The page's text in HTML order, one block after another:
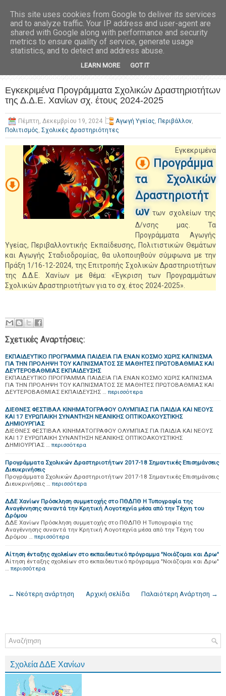
Εγκεκριμένα Προγράμματα Σχολικών Δραστηριοτήτων
της Δ.Δ.Ε. Χανίων σχ. έτους 2024-2025
Πέμπτη, Δεκεμβρίου 19, 2024 Αγωγή Υγείας, Περιβάλλον,
Πολιτισμός, Σχολικές Δραστηριότητες
Εγκεκριμένα
Προγράμμα
τα Σχολικών
Δραστηριοτήτ
ων των σχολείων της
Δ/νσης μας. Τα
Προγράμματα Αγωγής
Υγείας, Περιβαλλοντικής Εκπαίδευσης, Πολιτιστικών Θεμάτων
και Αγωγής Σταδιοδρομίας, θα υλοποιηθούν σύμφωνα με την
Πράξη 1/16-12-2024, της Επιτροπής Σχολικών Δραστηριοτήτων
της Δ.Δ.Ε. Χανίων με θέμα: «Έγκριση των Προγραμμάτων
Σχολικών Δραστηριοτήτων για το σχ. έτος 2024-2025».
Σχετικές Αναρτήσεις:
ΕΚΠΑΙΔΕΥΤΙΚΟ ΠΡΟΓΡΑΜΜΑ ΠΑΙΔΕΙΑ ΓΙΑ ΕΝΑΝ ΚΟΣΜΟ ΧΩΡΙΣ ΚΑΠΝΙΣΜΑ
ΓΙΑ ΤΗΝ ΠΡΟΛΗΨΗ ΤΟΥ ΚΑΠΝΙΣΜΑΤΟΣ ΣΕ ΜΑΘΗΤΕΣ ΠΡΩΤΟΒΑΘΜΙΑΣ ΚΑΙ
ΔΕΥΤΕΡΟΒΑΘΜΙΑΣ ΕΚΠΑΙΔΕΥΣΗΣ
ΕΚΠΑΙΔΕΥΤΙΚΟ ΠΡΟΓΡΑΜΜΑ ΠΑΙΔΕΙΑ ΓΙΑ ΕΝΑΝ ΚΟΣΜΟ ΧΩΡΙΣ ΚΑΠΝΙΣΜΑ
ΓΙΑ ΤΗΝ ΠΡΟΛΗΨΗ ΤΟΥ ΚΑΠΝΙΣΜΑΤΟΣ ΣΕ ΜΑΘΗΤΕΣ ΠΡΩΤΟΒΑΘΜΙΑΣ ΚΑΙ
ΔΕΥΤΕΡΟΒΑΘΜΙΑΣ ΕΚΠΑΙΔΕΥΣΗΣ … περισσότερα
ΔΙΕΘΝΕΣ ΦΕΣΤΙΒΑΛ ΚΙΝΗΜΑΤΟΓΡΑΦΟΥ ΟΛΥΜΠΙΑΣ ΓΙΑ ΠΑΙΔΙΑ ΚΑΙ ΝΕΟΥΣ
ΚΑΙ 17 ΕΥΡΩΠΑΙΚΗ ΣΥΝΑΝΤΗΣΗ ΝΕΑΝΙΚΗΣ ΟΠΤΙΚΟΑΚΟΥΣΤΙΚΗΣ
ΔΗΜΙΟΥΡΓΙΑΣ
ΔΙΕΘΝΕΣ ΦΕΣΤΙΒΑΛ ΚΙΝΗΜΑΤΟΓΡΑΦΟΥ ΟΛΥΜΠΙΑΣ ΓΙΑ ΠΑΙΔΙΑ ΚΑΙ ΝΕΟΥΣ
ΚΑΙ 17 ΕΥΡΩΠΑΙΚΗ ΣΥΝΑΝΤΗΣΗ ΝΕΑΝΙΚΗΣ ΟΠΤΙΚΟΑΚΟΥΣΤΙΚΗΣ
ΔΗΜΙΟΥΡΓΙΑΣ … περισσότερα
Προγράμματα Σχολικών Δραστηριοτήτων 2017-18 Σημαντικές Επισημάνσεις
Διευκρινήσεις
Προγράμματα Σχολικών Δραστηριοτήτων 2017-18 Σημαντικές Επισημάνσεις
Διευκρινήσεις … περισσότερα
ΔΔΕ Χανίων Πρόσκληση συμμετοχής στο ΠΘΔΠΘ Η Τυπογραφία της
Αναγέννησης συναντά την Κρητική Λογοτεχνία μέσα από την Τέχνη του
Δρόμου
ΔΔΕ Χανίων Πρόσκληση συμμετοχής στο ΠΘΔΠΘ Η Τυπογραφία της
Αναγέννησης συναντά την Κρητική Λογοτεχνία μέσα από την Τέχνη του
Δρόμου … περισσότερα
Αίτηση ένταξης σχολείων στο εκπαιδευτικό πρόγραμμα "Νοιάζομαι και Δρω"
Αίτηση ένταξης σχολείων στο εκπαιδευτικό πρόγραμμα "Νοιάζομαι και Δρω"
… περισσότερα
← Νεότερη ανάρτηση Παλαιότερη Ανάρτηση →
Αρχική σελίδα
Σχολεία ΔΔΕ Χανίων
This site uses cookies from Google to deliver its services
and to analyze traffic. Your IP address and user-agent are
shared with Google along with performance and security
metrics to ensure quality of service, generate usage
statistics, and to detect and address abuse.
LEARN MORE GOT IT